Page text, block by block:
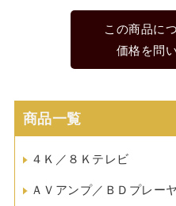
この商品に
価格を問
商品一覧
４Ｋ／８Ｋテレビ
ＡＶアンプ／ＢＤプレー